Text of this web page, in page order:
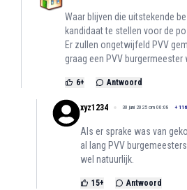
Waar blijven die uitstekende
kandidaat te stellen voor de
Er zullen ongetwijfeld PVV
graag een PVV burgermeester
6+ Antwoord
xyz1234 30 juni 2025 om 00:08 +
Als er sprake was van
al lang PVV
wel natuurlijk.
15+ Antwoord